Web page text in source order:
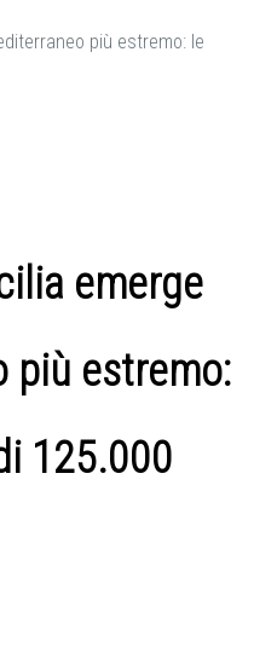
più estremo: le
emerge
più estremo:
125.000